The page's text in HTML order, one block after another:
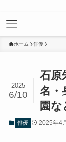
ホーム 俳優
石原
名・
園な
2025
6/10
俳優 2025年4